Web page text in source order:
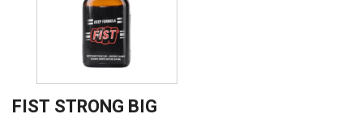
FIST STRONG BIG